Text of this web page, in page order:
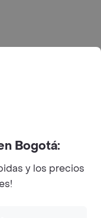
de Rappi fueron
en Cali y lo
un máximo de
sobre un máximo
Bogotá:
y los precios